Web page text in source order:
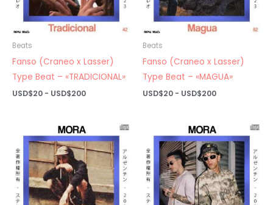
Beats
Fanso (Craneo x Lasser)
Type Beat – «TRADICIONAL»
USD$20 - USD$200Rango
USD$20
hasta
USD$200
Beats
Fanso (Craneo x Lasser)
Type Beat – «MAGUA»
USD$20 - USD$200Rango
USD$20
hasta
USD$200